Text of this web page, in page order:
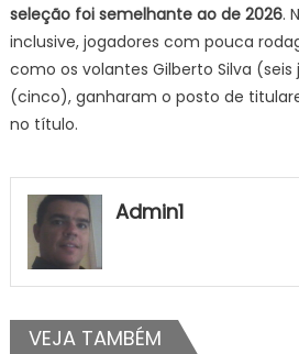
seleção foi semelhante ao de 2026.
inclusive, jogadores com pouca
como os volantes Gilberto Silva (seis
(cinco), ganharam o posto de
no título.
Admin1
VEJA TAMBÉM